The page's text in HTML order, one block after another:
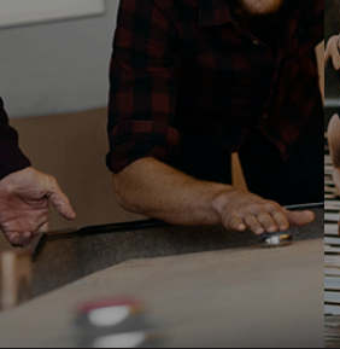
freedom you need to
perform your tasks and solve
problems as they arise in the
best way you see fit. A strong
team spirit and family-
feeling foster a culture of
collaboration. And when
there’s something to
celebrate, we make sure to
have some fun! In larger
cities, we also regularly host
after-work events to allow
colleagues to mingle. How